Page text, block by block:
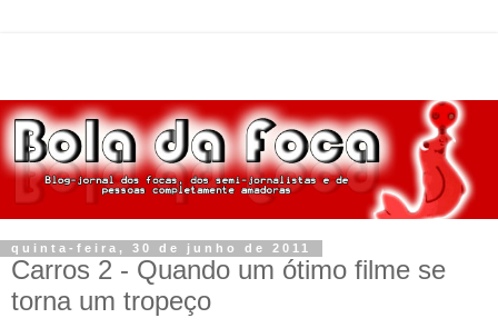
quinta-feira, 30 de junho de 2011
Carros 2 - Quando um ótimo filme se
torna um tropeço